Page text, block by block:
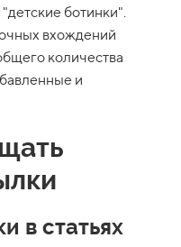
ботинки".
вхождений
количества
и
в статьях